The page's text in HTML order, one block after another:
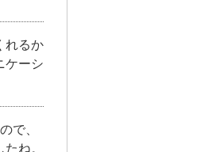
れるか
ケーシ
で、
ね。